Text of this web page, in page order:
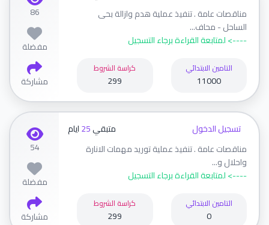
مناقصات عامة . تنفيذ عملية هدم وازالة بحى
الساحل - محاف...
----> لمتابعة القراءة برجاء التسجيل
التامين الابتدائي
11000
كراسة الشروط
299
86
مفضلة
مشاركة
تسجيل الدخول متبقي25ايام
مناقصات عامة . تنفيذ عملية توريد مهمات الانارة
واحلال و...
----> لمتابعة القراءة برجاء التسجيل
التامين الابتدائي
0
كراسة الشروط
299
54
مفضلة
مشاركة